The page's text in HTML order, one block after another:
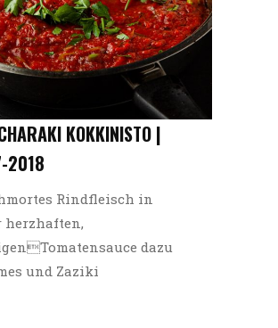
KOKKINISTO |
2018
Rindfleisch in
herzhaften,
dazu
und Zaziki